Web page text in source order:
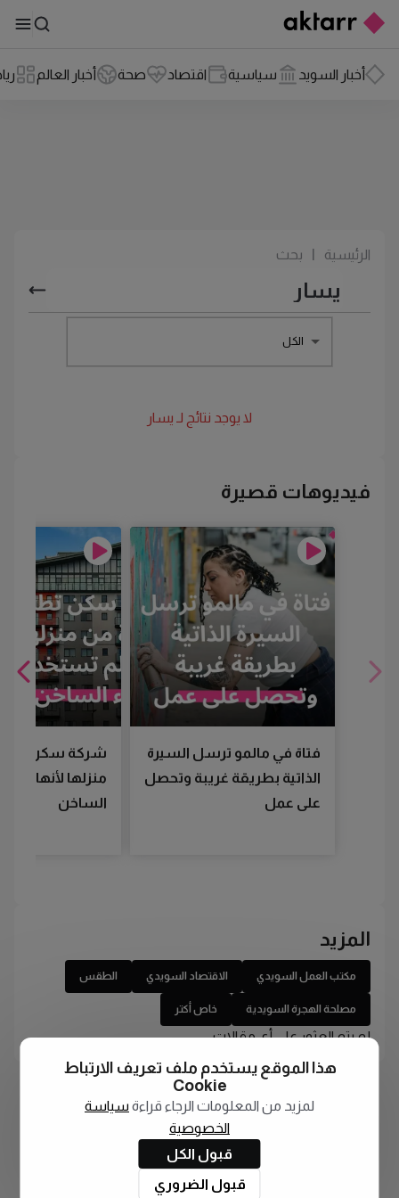
أخبار السويد سياسية اقتصاد صحة أخبار العالم
الرئيسية بحث
الكل
لا يوجد نتائج لـ يسار
فيديوهات قصيرة
فتاة في مالمو ترسل السيرة
الذاتية بطريقة غريبة وتحصل
على عمل
شركة سكن
منزلها لأنها لم
الساخن
المزيد
مكتب العمل السويدي الاقتصاد السويدي الطقس
مصلحة الهجرة السويدية خاص أكتر
لم يتم العثور على أي مقالات
هذا الموقع يستخدم ملف تعريف الارتباط
Cookie
لمزيد من المعلومات الرجاء قراءة سياسة
الخصوصية
قبول الكل
قبول الضروري